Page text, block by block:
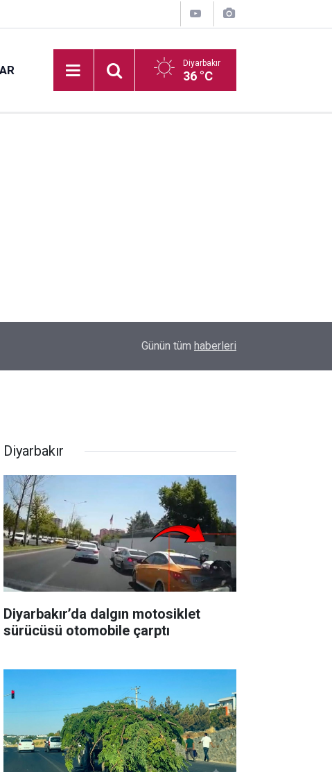
Diyarbakır
36 °C
Amedspor’dan süper lig öncesi önemli hamle:
Günün tüm haberleri
Diyarbakır
Diyarbakır’da dalgın motosiklet
sürücüsü otomobile çarptı